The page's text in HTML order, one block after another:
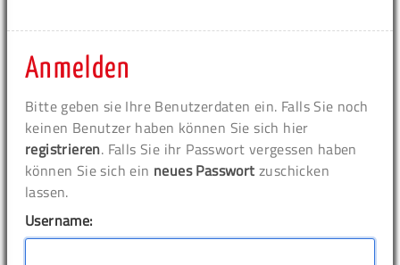
Anmelden
Bitte geben sie Ihre Benutzerdaten ein. Falls Sie noch
keinen Benutzer haben können Sie sich hier
registrieren. Falls Sie ihr Passwort vergessen haben
können Sie sich ein neues Passwort zuschicken
lassen.
Username: